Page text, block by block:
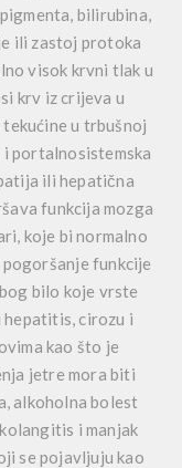
bilirubina,
ili zastoj protoka
visok krvni tlak u
krv iz crijeva u
u trbušnoj
portalnosistemska
ili hepatična
funkcija mozga
koje bi normalno
funkcije
bilo koje vrste
cirozu i
kao što je
jetre mora biti
alkoholna bolest
i manjak
se pojavljuju kao